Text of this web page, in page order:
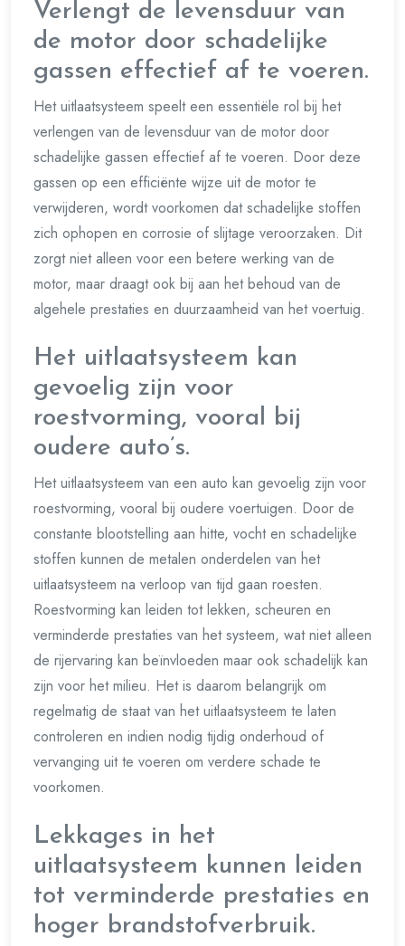
Verlengt de levensduur van
de motor door schadelijke
gassen effectief af te voeren.
Het uitlaatsysteem speelt een essentiële rol bij het
verlengen van de levensduur van de motor door
schadelijke gassen effectief af te voeren. Door deze
gassen op een efficiënte wijze uit de motor te
verwijderen, wordt voorkomen dat schadelijke stoffen
zich ophopen en corrosie of slijtage veroorzaken. Dit
zorgt niet alleen voor een betere werking van de
motor, maar draagt ook bij aan het behoud van de
algehele prestaties en duurzaamheid van het voertuig.
Het uitlaatsysteem kan
gevoelig zijn voor
roestvorming, vooral bij
oudere auto’s.
Het uitlaatsysteem van een auto kan gevoelig zijn voor
roestvorming, vooral bij oudere voertuigen. Door de
constante blootstelling aan hitte, vocht en schadelijke
stoffen kunnen de metalen onderdelen van het
uitlaatsysteem na verloop van tijd gaan roesten.
Roestvorming kan leiden tot lekken, scheuren en
verminderde prestaties van het systeem, wat niet alleen
de rijervaring kan beïnvloeden maar ook schadelijk kan
zijn voor het milieu. Het is daarom belangrijk om
regelmatig de staat van het uitlaatsysteem te laten
controleren en indien nodig tijdig onderhoud of
vervanging uit te voeren om verdere schade te
voorkomen.
Lekkages in het
uitlaatsysteem kunnen leiden
tot verminderde prestaties en
hoger brandstofverbruik.